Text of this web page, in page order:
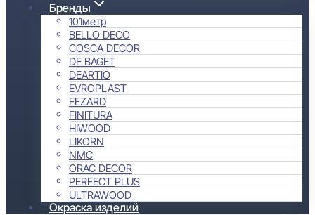
Бренды
101метр
BELLO DECO
COSCA DECOR
DE BAGET
DEARTIO
EVROPLAST
FEZARD
FINITURA
HIWOOD
LIKORN
NMC
ORAC DECOR
PERFECT PLUS
ULTRAWOOD
Окраска изделий